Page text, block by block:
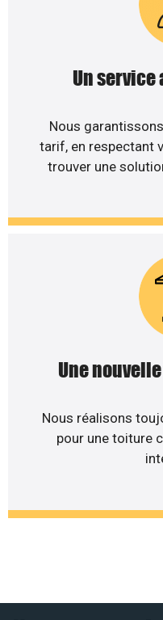
Un
Nous
tarif, en respectant
trouver une
Une
Nous réalisons
pour une toiture